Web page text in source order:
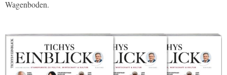
Wagenboden.